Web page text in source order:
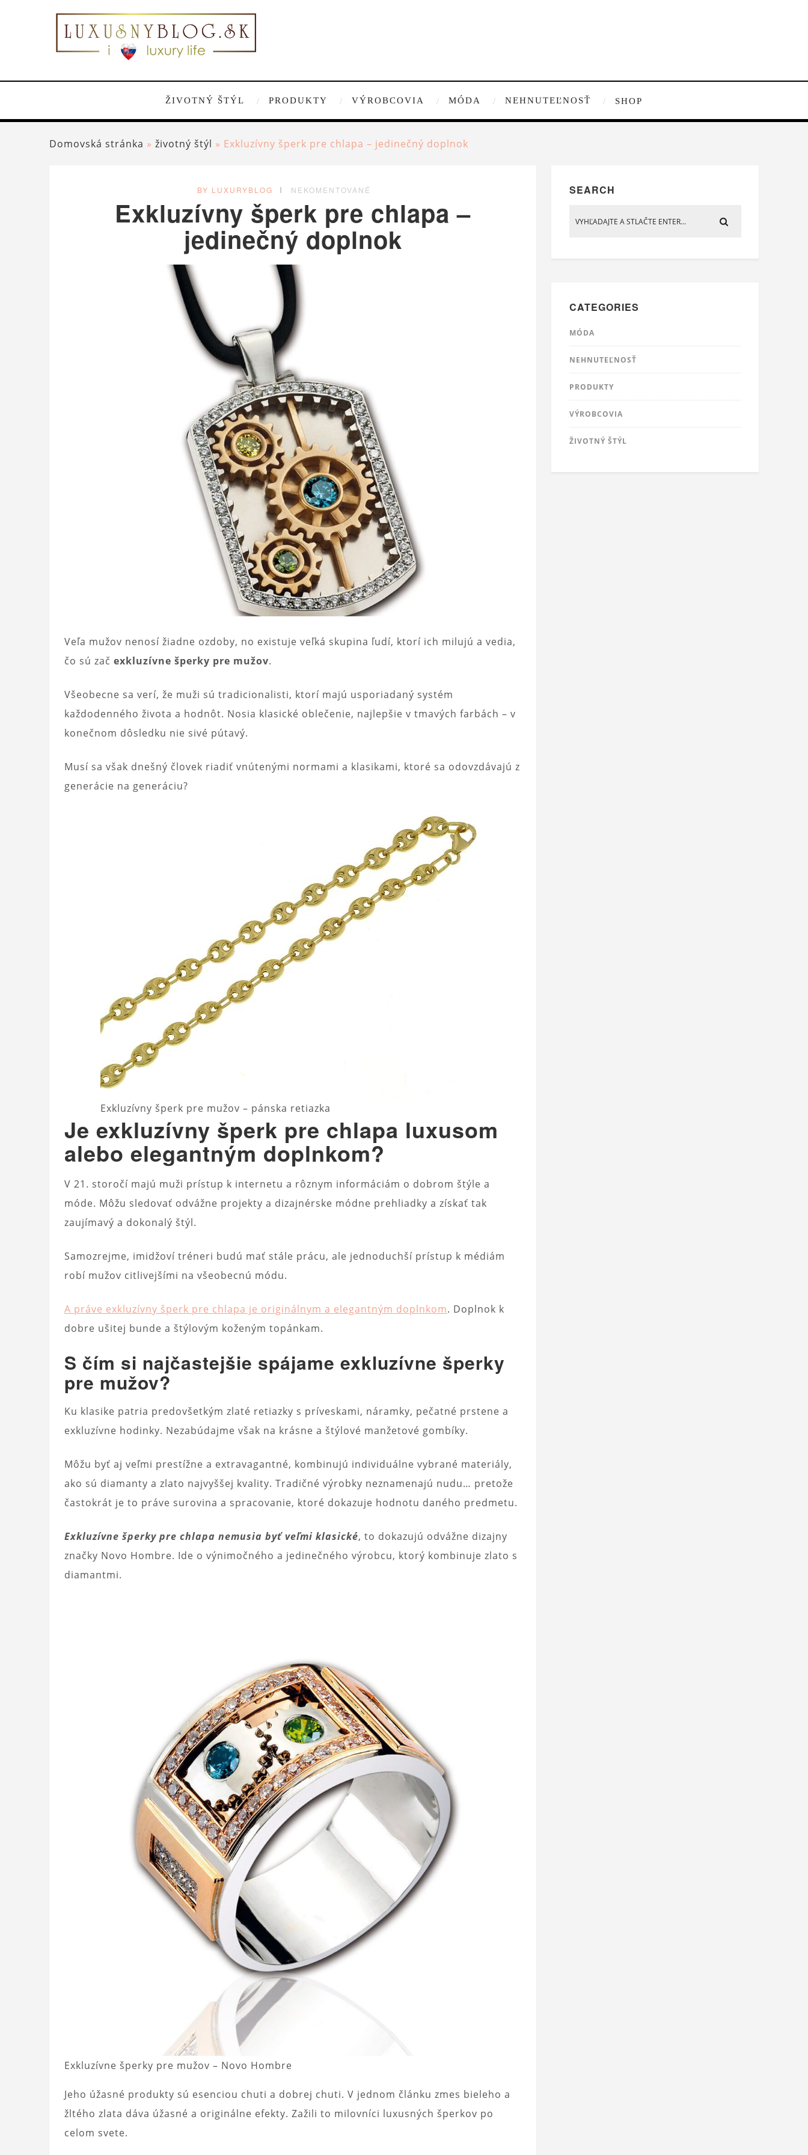
ŽIVOTNÝ ŠTÝL PRODUKTY VÝROBCOVIA MÓDA NEHNUTEĽNOSŤ SHOP
Domovská stránka » životný štýl » Exkluzívny šperk pre chlapa – jedinečný doplnok
BY LUXURYBLOG NEKOMENTOVANÉ
Exkluzívny šperk pre chlapa –
jedinečný doplnok
Veľa mužov nenosí žiadne ozdoby, no existuje veľká skupina ľudí, ktorí ich milujú a vedia,
čo sú zač exkluzívne šperky pre mužov.
Všeobecne sa verí, že muži sú tradicionalisti, ktorí majú usporiadaný systém
každodenného života a hodnôt. Nosia klasické oblečenie, najlepšie v tmavých farbách – v
konečnom dôsledku nie sivé pútavý.
Musí sa však dnešný človek riadiť vnútenými normami a klasikami, ktoré sa odovzdávajú z
generácie na generáciu?
Exkluzívny šperk pre mužov – pánska retiazka
Je exkluzívny šperk pre chlapa luxusom
alebo elegantným doplnkom?
V 21. storočí majú muži prístup k internetu a rôznym informáciám o dobrom štýle a
móde. Môžu sledovať odvážne projekty a dizajnérske módne prehliadky a získať tak
zaujímavý a dokonalý štýl.
Samozrejme, imidžoví tréneri budú mať stále prácu, ale jednoduchší prístup k médiám
robí mužov citlivejšími na všeobecnú módu.
A práve exkluzívny šperk pre chlapa je originálnym a elegantným doplnkom. Doplnok k
dobre ušitej bunde a štýlovým koženým topánkam.
S čím si najčastejšie spájame exkluzívne šperky
pre mužov?
Ku klasike patria predovšetkým zlaté retiazky s príveskami, náramky, pečatné prstene a
exkluzívne hodinky. Nezabúdajme však na krásne a štýlové manžetové gombíky.
Môžu byť aj veľmi prestížne a extravagantné, kombinujú individuálne vybrané materiály,
ako sú diamanty a zlato najvyššej kvality. Tradičné výrobky neznamenajú nudu… pretože
častokrát je to práve surovina a spracovanie, ktoré dokazuje hodnotu daného predmetu.
Exkluzívne šperky pre chlapa nemusia byť veľmi klasické, to dokazujú odvážne dizajny
značky Novo Hombre. Ide o výnimočného a jedinečného výrobcu, ktorý kombinuje zlato s
diamantmi.
Exkluzívne šperky pre mužov – Novo Hombre
Jeho úžasné produkty sú esenciou chuti a dobrej chuti. V jednom článku zmes bieleho a
žltého zlata dáva úžasné a originálne efekty. Zažili to milovníci luxusných šperkov po
celom svete.
SEARCH
CATEGORIES
MÓDA
NEHNUTEĽNOSŤ
PRODUKTY
VÝROBCOVIA
ŽIVOTNÝ ŠTÝL